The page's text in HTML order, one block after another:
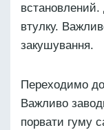
втулку.
закушування.
Переходимо
Важливо
порвати гуму